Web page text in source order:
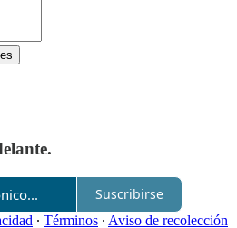
Suscribirse
∙ Términos ∙ Aviso de recolección